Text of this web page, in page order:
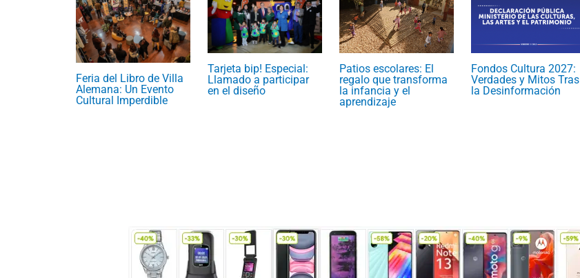
Feria del Libro de Villa
Alemana: Un Evento
Cultural Imperdible
Tarjeta bip! Especial:
Llamado a participar
en el diseño
Patios escolares: El
regalo que transforma
la infancia y el
aprendizaje
Fondos Cultura 2027:
Verdades y Mitos Tras
la Desinformación